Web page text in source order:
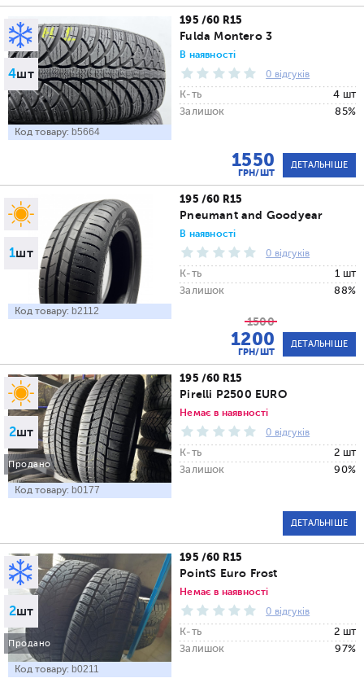
4шт
Код товару: b5664
195 /60 R15
Fulda Montero 3
В наявності
0 відгуків
К-ть
4 шт
Залишок
85%
1550
ГРН/ШТ
ДЕТАЛЬНІШЕ
1шт
Код товару: b2112
195 /60 R15
Pneumant and Goodyear
В наявності
0 відгуків
К-ть
1 шт
Залишок
88%
1500
1200
ГРН/ШТ
ДЕТАЛЬНІШЕ
2шт
Продано
Код товару: b0177
195 /60 R15
Pirelli P2500 EURO
Немає в наявності
0 відгуків
К-ть
2 шт
Залишок
90%
ДЕТАЛЬНІШЕ
2шт
Продано
Код товару: b0211
195 /60 R15
PointS Euro Frost
Немає в наявності
0 відгуків
К-ть
2 шт
Залишок
97%